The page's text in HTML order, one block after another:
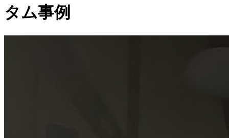
タム事例